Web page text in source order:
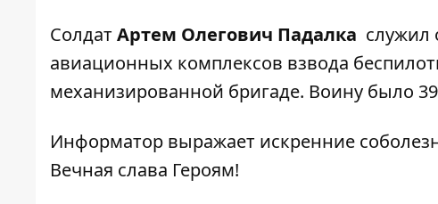
Солдат Артем Олегович Падалка служил
авиационных комплексов взвода
механизированной бригаде. Воину было
Информатор выражает искренние
Вечная слава Героям!